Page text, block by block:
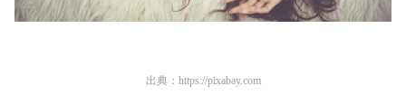
出典： https://pixabay.com